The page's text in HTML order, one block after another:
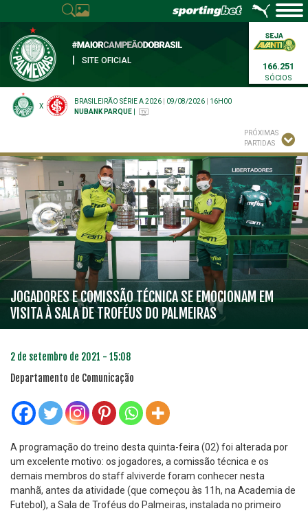
SITE OFICIAL
166.251
SÓCIOS
X
BRASILEIRÃO SÉRIE A 2026 09/08/2026
16H00
NUBANK PARQUE
PRÓXIMAS
PARTIDAS
JOGADORES E COMISSÃO TÉCNICA SE EMOCIONAM EM
VISITA À SALA DE TROFÉUS DO PALMEIRAS
2 de setembro de 2021 - 15:08
Departamento de Comunicação
A programação do treino desta quinta-feira (02) foi alterada por
um excelente motivo: os jogadores, a comissão técnica e os
demais membros do staff alviverde foram conhecer nesta
manhã, antes da atividade (que começou às 11h, na Academia de
Futebol), a Sala de Troféus do Palmeiras, instalada no primeiro